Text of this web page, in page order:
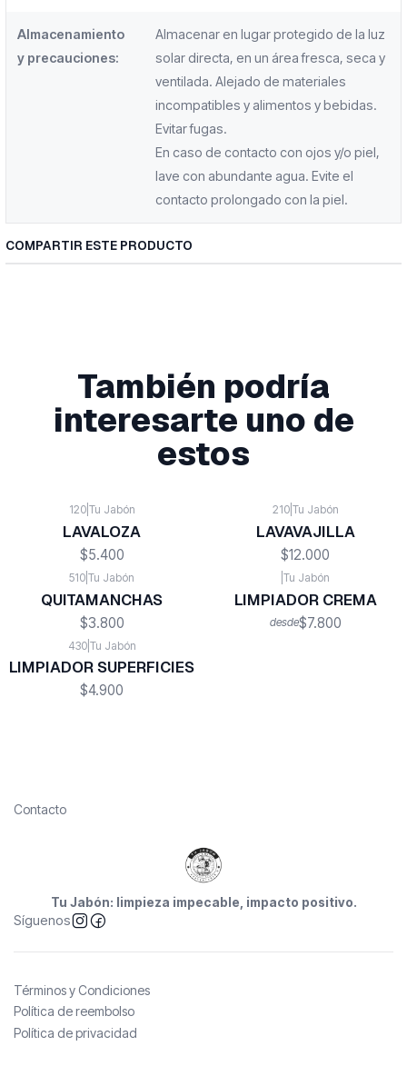
Almacenamiento
y precauciones:
Almacenar en lugar protegido de la luz
solar directa, en un área fresca, seca y
ventilada. Alejado de materiales
incompatibles y alimentos y bebidas.
Evitar fugas.
En caso de contacto con ojos y/o piel,
lave con abundante agua. Evite el
contacto prolongado con la piel.
COMPARTIR ESTE PRODUCTO
También podría
interesarte uno de
estos
120| Tu Jabón
LAVALOZA
$5.400
210| Tu Jabón
LAVAVAJILLA
$12.000
510 Tu Jabón
QUITAMANCHAS
$3.800
Tu Jabón
LIMPIADOR CREMA
desde$7.800
430| Tu Jabón
LIMPIADOR SUPERFICIES
$4.900
Contacto
Tu Jabón: limpieza impecable, impacto positivo.
Síguenos
Términos y Condiciones
Política de reembolso
Política de privacidad